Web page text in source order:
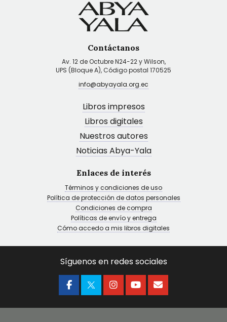
Contáctanos
Av. 12 de Octubre N24-22 y Wilson,
UPS (Bloque A), Código postal 170525
info@abyayala.org.ec
Libros impresos
Libros digitales
Nuestros autores
Noticias Abya-Yala
Enlaces de interés
Términos y condiciones de uso
Política de protección de datos personales
Condiciones de compra
Políticas de envío y entrega
Cómo accedo a mis libros digitales
Síguenos en redes sociales